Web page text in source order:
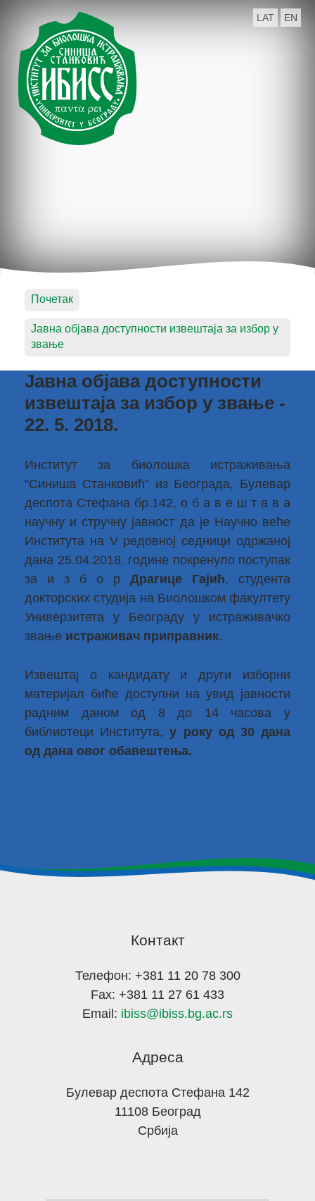
LAT EN
Почетак
Јавна објава доступности извештаја за избор у
звање
Јавна објава доступности
извештаја за избор у звање -
22. 5. 2018.
Институт за биолошка истраживања
“Синиша Станковић” из Београда, Булевар
деспота Стефана бр.142, о б а в е ш т а в а
научну и стручну јавност да је Научно веће
Института на V редовној седници одржаној
дана 25.04.2018. године покренуло поступак
за и з б о р Драгице Гајић, студента
докторских студија на Биолошком факултету
Универзитета у Београду у истраживачко
звање истраживач приправник.
Извештај о кандидату и други изборни
материјал биће доступни на увид јавности
радним даном од 8 до 14 часова у
библиотеци Института,у року од 30 дана
од дана овог обавештења.
Контакт
Телефон: +381 11 20 78 300
Fax: +381 11 27 61 433
Email: ibiss@ibiss.bg.ac.rs
Адреса
Булевар деспота Стефана 142
11108 Београд
Србија